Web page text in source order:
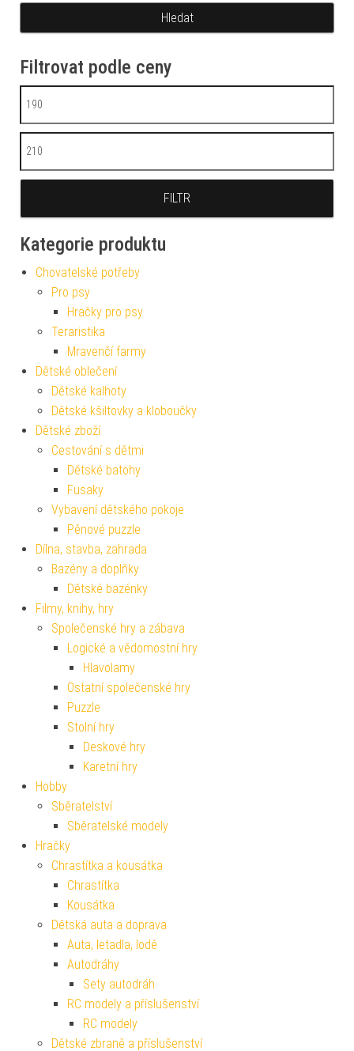
Filtrovat podle ceny
Minimální cena
Maximální cena
FILTR
Kategorie produktu
Chovatelské potřeby
Pro psy
Hračky pro psy
Teraristika
Mravenčí farmy
Dětské oblečení
Dětské kalhoty
Dětské kšiltovky a kloboučky
Dětské zboží
Cestování s dětmi
Dětské batohy
Fusaky
Vybavení dětského pokoje
Pěnové puzzle
Dílna, stavba, zahrada
Bazény a doplňky
Dětské bazénky
Filmy, knihy, hry
Společenské hry a zábava
Logické a vědomostní hry
Hlavolamy
Ostatní společenské hry
Puzzle
Stolní hry
Deskové hry
Karetní hry
Hobby
Sběratelství
Sběratelské modely
Hračky
Chrastítka a kousátka
Chrastítka
Kousátka
Dětská auta a doprava
Auta, letadla, lodě
Autodráhy
Sety autodráh
RC modely a příslušenství
RC modely
Dětské zbraně a příslušenství